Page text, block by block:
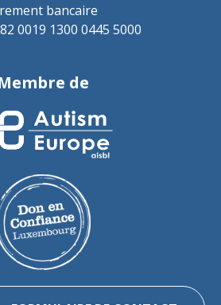
bancaire
0019 1300 0445 5000
de